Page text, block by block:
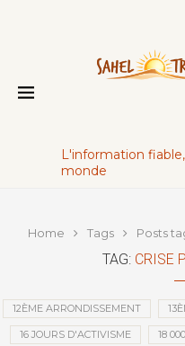
L'information
monde
Home Tags Posts
TAG: CRISE
12ÈME ARRONDISSEMENT
16 JOURS D'ACTIVISME 18